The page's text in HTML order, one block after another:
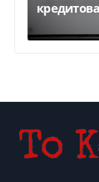
300 млн